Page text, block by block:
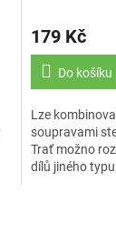
179 Kč
Do košíku
Lze
soupravami
Trať možno
dílů jiného